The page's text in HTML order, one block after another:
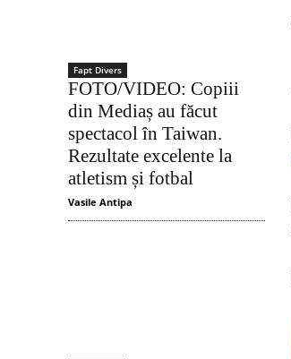
Fapt Divers
FOTO/VIDEO: Copiii
din Mediaș au făcut
spectacol în Taiwan.
Rezultate excelente la
atletism și fotbal
Vasile Antipa